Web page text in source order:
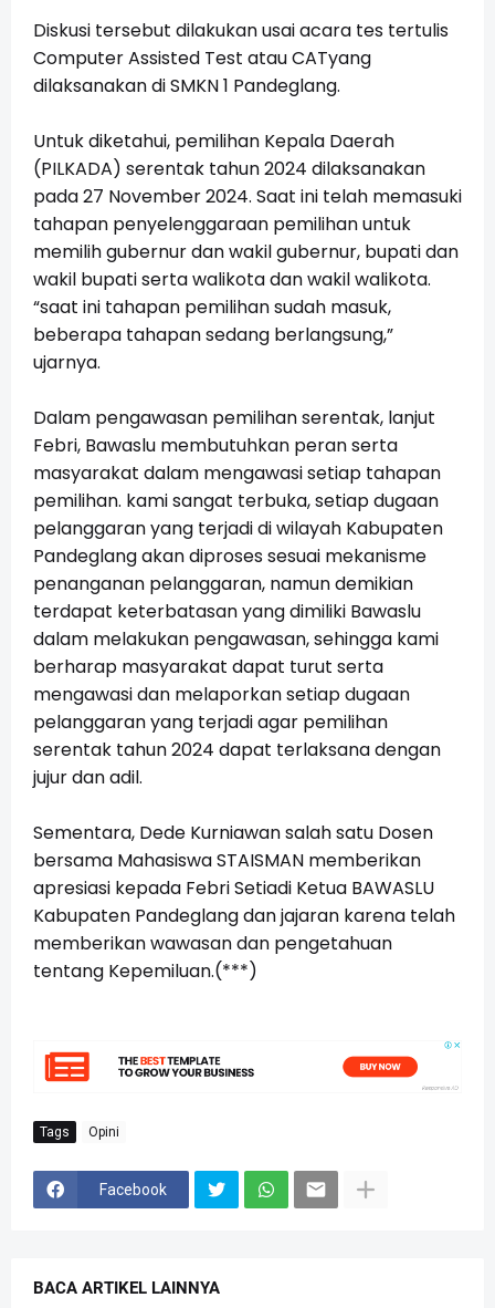
Diskusi tersebut dilakukan usai acara tes tertulis
Computer Assisted Test atau CATyang
dilaksanakan di SMKN 1 Pandeglang.
Untuk diketahui, pemilihan Kepala Daerah
(PILKADA) serentak tahun 2024 dilaksanakan
pada 27 November 2024. Saat ini telah memasuki
tahapan penyelenggaraan pemilihan untuk
memilih gubernur dan wakil gubernur, bupati dan
wakil bupati serta walikota dan wakil walikota.
“saat ini tahapan pemilihan sudah masuk,
beberapa tahapan sedang berlangsung,”
ujarnya.
Dalam pengawasan pemilihan serentak, lanjut
Febri, Bawaslu membutuhkan peran serta
masyarakat dalam mengawasi setiap tahapan
pemilihan. kami sangat terbuka, setiap dugaan
pelanggaran yang terjadi di wilayah Kabupaten
Pandeglang akan diproses sesuai mekanisme
penanganan pelanggaran, namun demikian
terdapat keterbatasan yang dimiliki Bawaslu
dalam melakukan pengawasan, sehingga kami
berharap masyarakat dapat turut serta
mengawasi dan melaporkan setiap dugaan
pelanggaran yang terjadi agar pemilihan
serentak tahun 2024 dapat terlaksana dengan
jujur dan adil.
Sementara, Dede Kurniawan salah satu Dosen
bersama Mahasiswa STAISMAN memberikan
apresiasi kepada Febri Setiadi Ketua BAWASLU
Kabupaten Pandeglang dan jajaran karena telah
memberikan wawasan dan pengetahuan
tentang Kepemiluan.(***)
Tags Opini
Facebook
BACA ARTIKEL LAINNYA